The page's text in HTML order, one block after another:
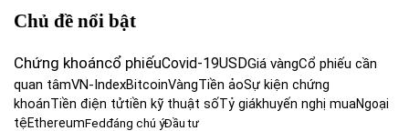
Chủ đề nổi bật
Chứng khoáncổ phiếuCovid-19USDGiá vàngCổ phiếu cần
quan tâmVN-IndexBitcoinVàngTiền ảoSự kiện chứng
khoánTiền điện tửtiền kỹ thuật sốTỷ giákhuyến nghị muaNgoại
tệEthereumFedđáng chú ýĐầu tư